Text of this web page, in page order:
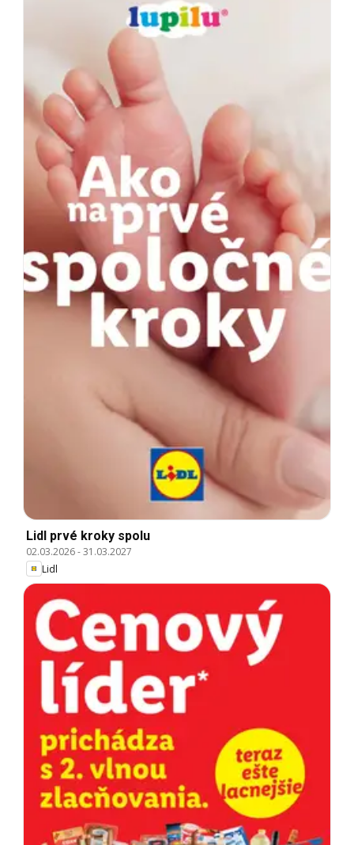
Lidl prvé kroky spolu
02.03.2026-31.03.2027
Lidl